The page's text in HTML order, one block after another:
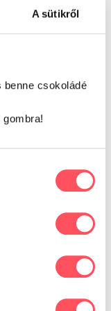
A sütikről
benne csokoládé